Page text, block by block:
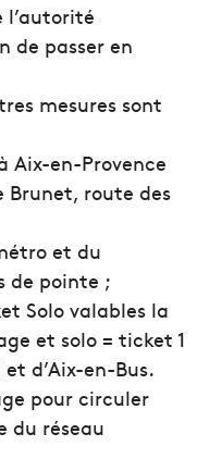
l’autorité
de passer en
mesures sont
Aix-en-Provence
Brunet, route des
et du
de pointe ;
Solo valables la
et solo = ticket 1
d’Aix-en-Bus.
pour circuler
du réseau